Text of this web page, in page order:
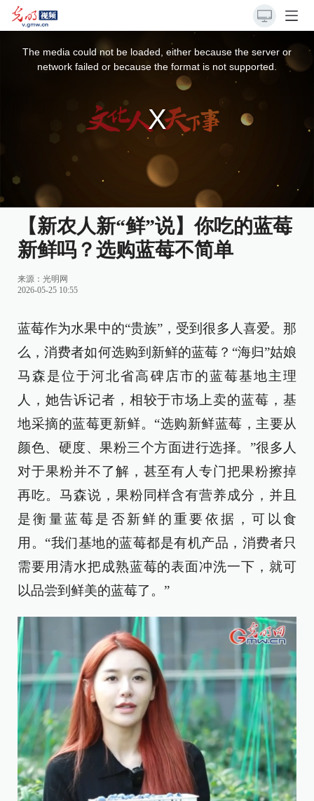
The media could not be loaded, either because the server or
network failed or because the format is not supported.
【新农人新“鲜”说】你吃的蓝莓
新鲜吗？选购蓝莓不简单
来源： 光明网
2026-05-25 10:55
蓝莓作为水果中的“贵族”，受到很多人喜爱。那
么，消费者如何选购到新鲜的蓝莓？“海归”姑娘
马森是位于河北省高碑店市的蓝莓基地主理
人，她告诉记者，相较于市场上卖的蓝莓，基
地采摘的蓝莓更新鲜。“选购新鲜蓝莓，主要从
颜色、硬度、果粉三个方面进行选择。”很多人
对于果粉并不了解，甚至有人专门把果粉擦掉
再吃。马森说，果粉同样含有营养成分，并且
是衡量蓝莓是否新鲜的重要依据，可以食
用。“我们基地的蓝莓都是有机产品，消费者只
需要用清水把成熟蓝莓的表面冲洗一下，就可
以品尝到鲜美的蓝莓了。”